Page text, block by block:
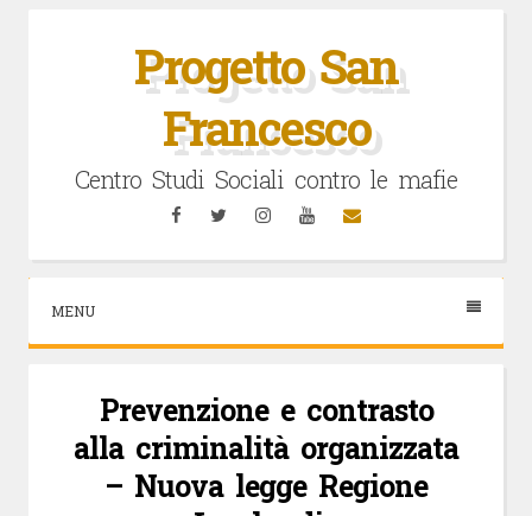
Progetto San
Francesco
Centro Studi Sociali contro le mafie
FacebookTwitterInstagramYouTubeEmail
MENU
Prevenzione e contrasto
alla criminalità organizzata
– Nuova legge Regione